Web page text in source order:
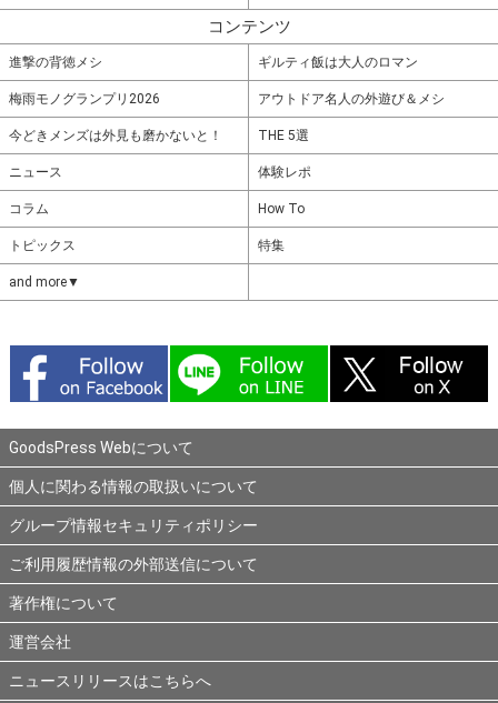
コンテンツ
進撃の背徳メシ ギルティ飯は大人のロマン
梅雨モノグランプリ2026 アウトドア名人の外遊び＆メシ
今どきメンズは外見も磨かないと！ THE 5選
ニュース 体験レポ
コラム How To
トピックス 特集
and more▼
GoodsPress Webについて
個人に関わる情報の取扱いについて
グループ情報セキュリティポリシー
ご利用履歴情報の外部送信について
著作権について
運営会社
ニュースリリースはこちらへ